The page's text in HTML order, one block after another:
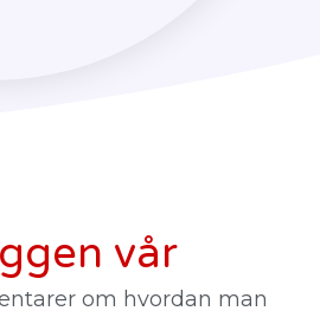
vår
om hvordan man